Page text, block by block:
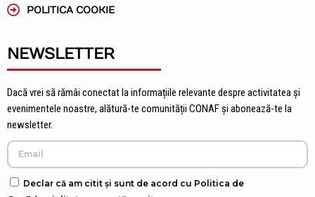
POLITICA COOKIE
NEWSLETTER
Dacă vrei să rămâi conectat la informațiile relevante despre activitatea și
evenimentele noastre, alătură-te comunității CONAF și abonează-te la
newsletter.
Declar că am citit și sunt de acord cu Politica de